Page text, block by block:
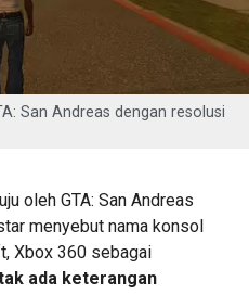
San Andreas dengan resolusi
oleh GTA: San Andreas
menyebut nama konsol
Xbox 360 sebagai
ada keterangan